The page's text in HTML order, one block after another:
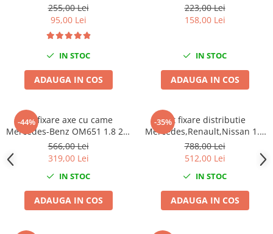
Redresoare,Roboti Pornire,Cabluri
Accesorii schimb ulei
Chei buson baie ulei
Recuperatoare de ulei
Scule Ajutatoare
Scule De Mana si Unelte
Aparate de nituit si capsat
Capsatoare tapiterie
Chei de Forta
255,00 Lei
95,00 Lei
IN STOC
ADAUGA IN COS
223,00 Lei
158,00 Lei
IN STOC
ADAUGA IN COS
-44%
Kit fixare axe cu came
Mercedes-Benz OM651 1.8 2.1
CDI
566,00 Lei
319,00 Lei
IN STOC
ADAUGA IN COS
-35%Kit fixare distributie
Mercedes,Renault,Nissan 1.3
TCE
788,00 Lei
512,00 Lei
IN STOC
ADAUGA IN COS